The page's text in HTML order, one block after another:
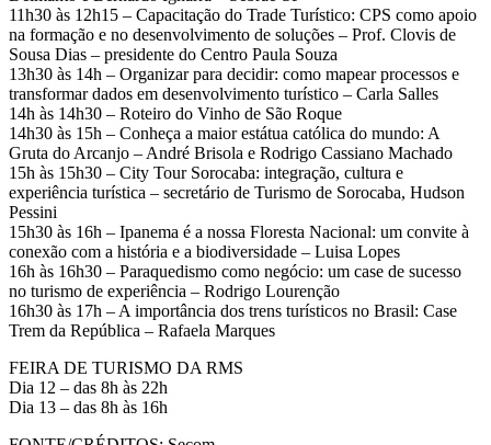
11h30 às 12h15 – Capacitação do Trade Turístico: CPS como apoio
na formação e no desenvolvimento de soluções – Prof. Clovis de
Sousa Dias – presidente do Centro Paula Souza
13h30 às 14h – Organizar para decidir: como mapear processos e
transformar dados em desenvolvimento turístico – Carla Salles
14h às 14h30 – Roteiro do Vinho de São Roque
14h30 às 15h – Conheça a maior estátua católica do mundo: A
Gruta do Arcanjo – André Brisola e Rodrigo Cassiano Machado
15h às 15h30 – City Tour Sorocaba: integração, cultura e
experiência turística – secretário de Turismo de Sorocaba, Hudson
Pessini
15h30 às 16h – Ipanema é a nossa Floresta Nacional: um convite à
conexão com a história e a biodiversidade – Luisa Lopes
16h às 16h30 – Paraquedismo como negócio: um case de sucesso
no turismo de experiência – Rodrigo Lourenção
16h30 às 17h – A importância dos trens turísticos no Brasil: Case
Trem da República – Rafaela Marques
FEIRA DE TURISMO DA RMS
Dia 12 – das 8h às 22h
Dia 13 – das 8h às 16h